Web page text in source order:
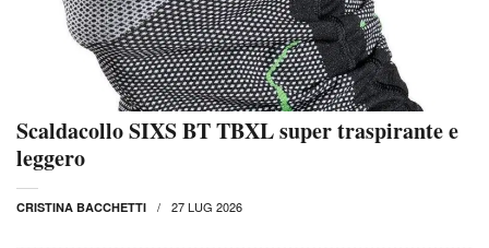
Scaldacollo SIXS BT TBXL super traspirante e
leggero
CRISTINA BACCHETTI 27 LUG 2026